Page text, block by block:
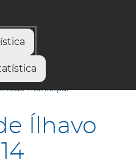
personalidades e assinala
Municipal
Ílhavo